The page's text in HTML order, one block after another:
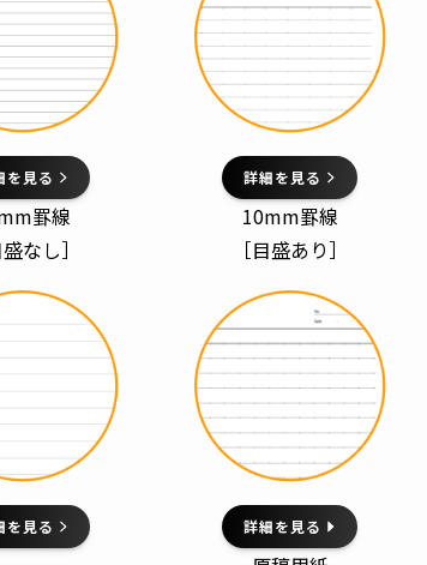
を見る 詳細を見る
罫線
盛なし］
を見る
10mm罫線
［目盛あり］
詳細を見る